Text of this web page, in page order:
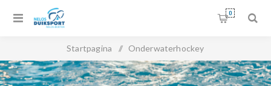
0
Startpagina / Onderwaterhockey